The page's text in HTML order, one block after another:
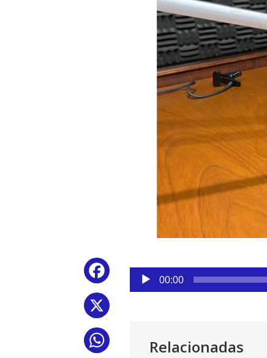
Facebook
WhatsApp
Reproductor
audio
00:00
Relacionadas